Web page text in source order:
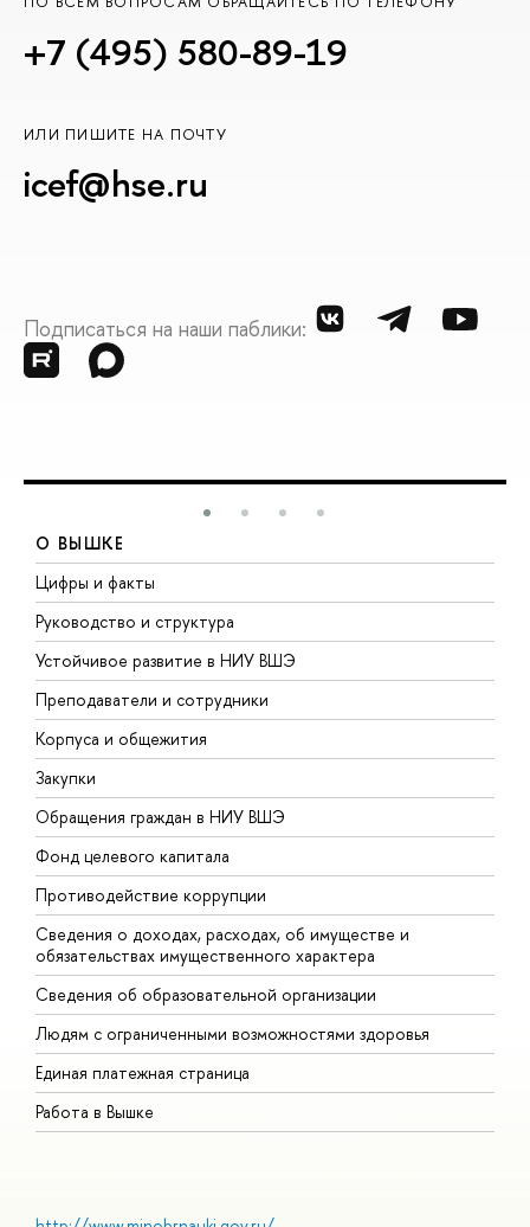
+7 (495) 580-89-19
ИЛИ ПИШИТЕ НА ПОЧТУ
icef@hse.ru
Подписаться на наши паблики:
О ВЫШКЕ
Цифры и факты
Руководство и структура
Устойчивое развитие в НИУ ВШЭ
Преподаватели и сотрудники
Корпуса и общежития
Закупки
Обращения граждан в НИУ ВШЭ
Фонд целевого капитала
Противодействие коррупции
Сведения о доходах, расходах, об имуществе и
обязательствах имущественного характера
Сведения об образовательной организации
Людям с ограниченными возможностями здоровья
Единая платежная страница
Работа в Вышке